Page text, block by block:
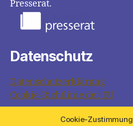
Cookie-Zustimmung
Presserat.
Datenschutz
Datenschutzerklärung
Cookie-Richtlinie der EU